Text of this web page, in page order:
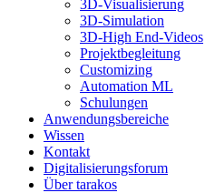
3D-Visualisierung
3D-Simulation
3D-High End-Videos
Projektbegleitung
Customizing
Automation ML
Schulungen
Anwendungsbereiche
Wissen
Kontakt
Digitalisierungsforum
Über tarakos